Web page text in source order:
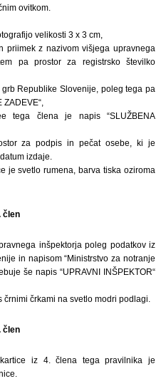
ovitkom.
velikosti 3 x 3 cm,
priimek z nazivom višjega upravnega
pa prostor za registrsko številko
Republike Slovenije, poleg tega pa
tega člena je napis “SLUŽBENA
za podpis in pečat osebe, ki je
izdaje.
je svetlo rumena, barva tiska oziroma
člen
inšpektorja poleg podatkov iz
in napisom “Ministrstvo za notranje
še napis “UPRAVNI INŠPEKTOR“
črnimi črkami na svetlo modri podlagi.
člen
iz 4. člena tega pravilnika je